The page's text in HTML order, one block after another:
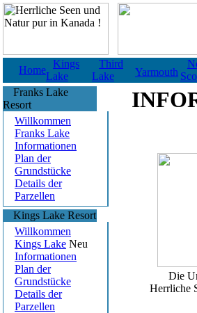
Home
Kings
Lake
Third
Lake
Yarmouth
Franks Lake
Resort
Willkommen
Franks Lake
Informationen
Plan der
Grundstücke
Details der
Parzellen
Kings Lake Resort
Willkommen
Kings Lake Neu
Informationen
Plan der
Grundstücke
Details der
Parzellen
Die
Herrliche